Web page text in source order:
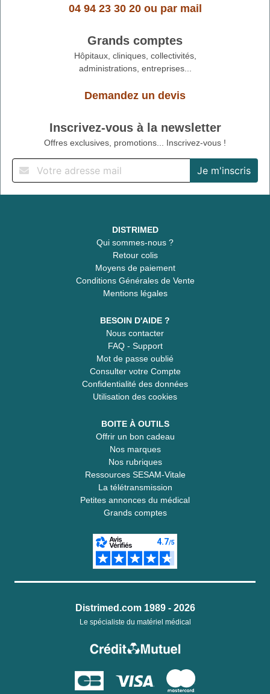
04 94 23 30 20ou par mail
Grands comptes
Hôpitaux, cliniques, collectivités,
administrations, entreprises...
Demandez un devis
Inscrivez-vous à la newsletter
Offres exclusives, promotions... Inscrivez-vous !
DISTRIMED
Qui sommes-nous ?
Retour colis
Moyens de paiement
Conditions Générales de Vente
Mentions légales
BESOIN D'AIDE ?
Nous contacter
FAQ - Support
Mot de passe oublié
Consulter votre Compte
Confidentialité des données
Utilisation des cookies
BOITE À OUTILS
Offrir un bon cadeau
Nos marques
Nos rubriques
Ressources SESAM-Vitale
La télétransmission
Petites annonces du médical
Grands comptes
Distrimed.com 1989 - 2026
Le spécialiste du matériel médical